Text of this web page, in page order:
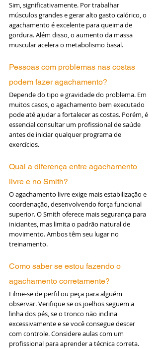
Sim, significativamente. Por trabalhar
músculos grandes e gerar alto gasto calórico, o
agachamento é excelente para queima de
gordura. Além disso, o aumento da massa
muscular acelera o metabolismo basal.
Pessoas com problemas nas costas
podem fazer agachamento?
Depende do tipo e gravidade do problema. Em
muitos casos, o agachamento bem executado
pode até ajudar a fortalecer as costas. Porém, é
essencial consultar um profissional de saúde
antes de iniciar qualquer programa de
exercícios.
Qual a diferença entre agachamento
livre e no Smith?
O agachamento livre exige mais estabilização e
coordenação, desenvolvendo força funcional
superior. O Smith oferece mais segurança para
iniciantes, mas limita o padrão natural de
movimento. Ambos têm seu lugar no
treinamento.
Como saber se estou fazendo o
agachamento corretamente?
Filme-se de perfil ou peça para alguém
observar. Verifique se os joelhos seguem a
linha dos pés, se o tronco não inclina
excessivamente e se você consegue descer
com controle. Considere aulas com um
profissional para aprender a técnica correta.